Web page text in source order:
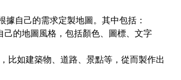
自己的需求定製地圖。其中包括：
己的地圖風格，包括顏色、圖標、文字
比如建築物、道路、景點等，從而製作出